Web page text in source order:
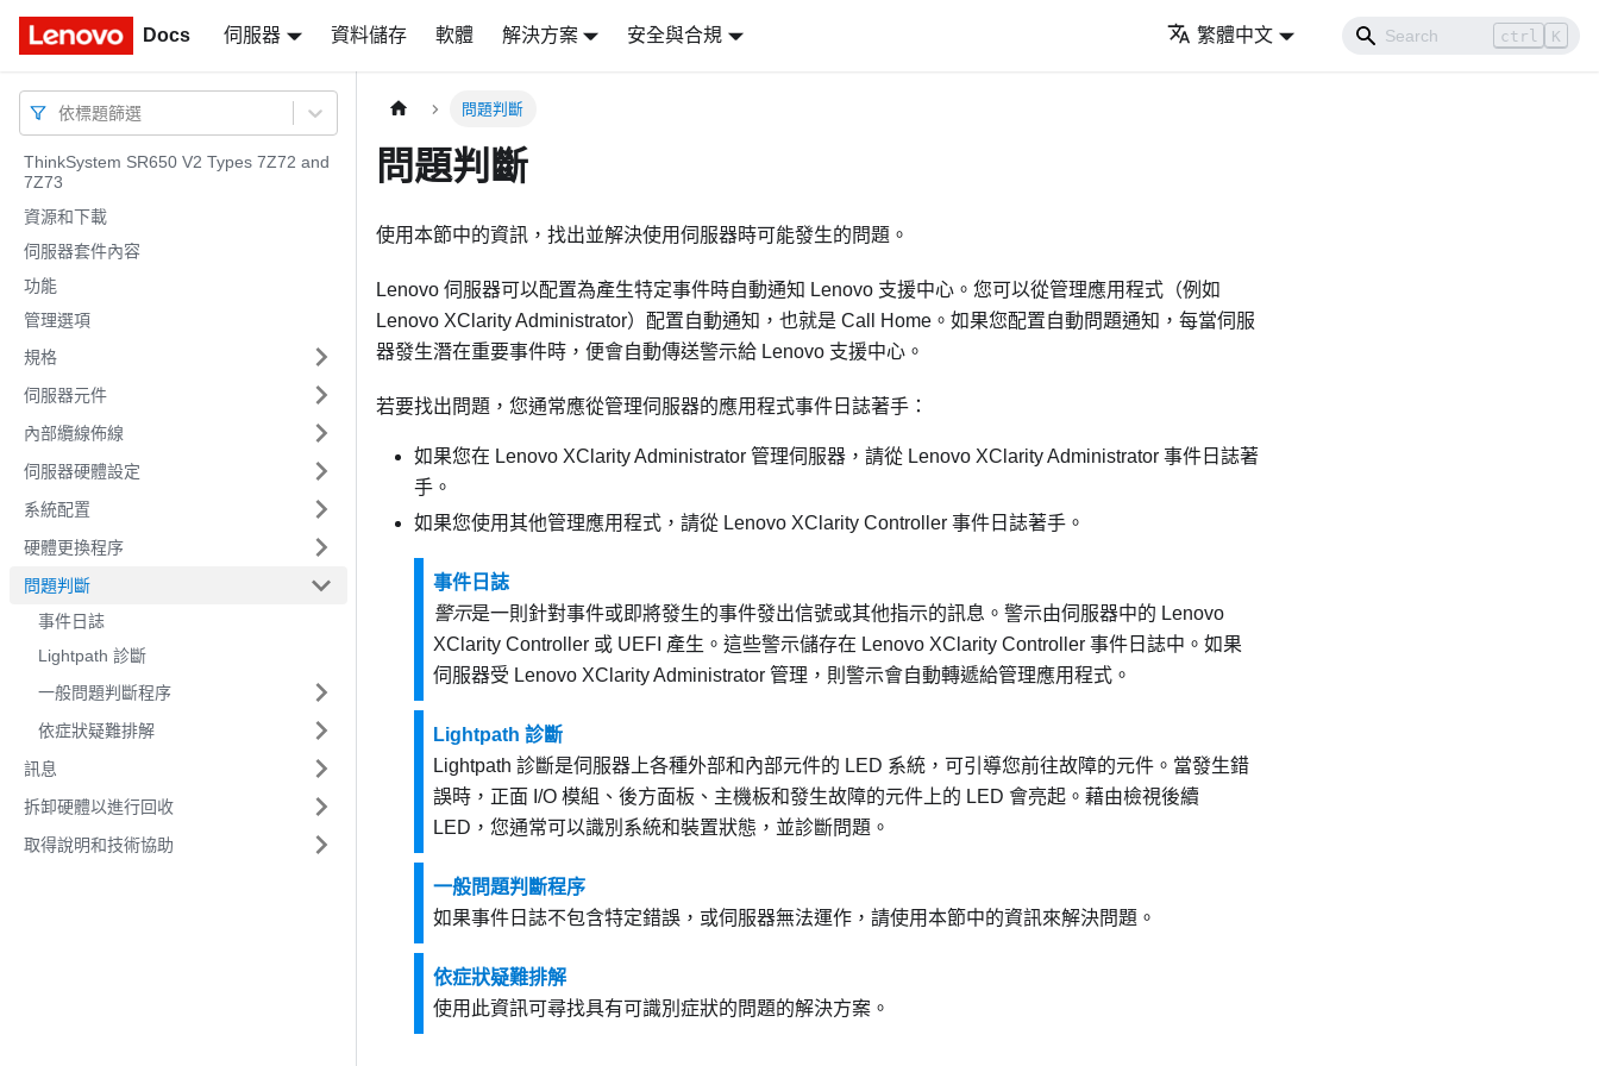
Docs 伺服器 資料儲存 軟體 解決方案 安全與合規 繁體中文 ctrl K
Docs
依標題篩選
ThinkSystem SR650 V2 Types 7Z72 and
7Z73
資源和下載
伺服器套件內容
功能
管理選項
規格
伺服器元件
內部纜線佈線
伺服器硬體設定
系統配置
硬體更換程序
問題判斷
事件日誌
Lightpath 診斷
一般問題判斷程序
依症狀疑難排解
訊息
拆卸硬體以進行回收
取得說明和技術協助
問題判斷
問題判斷
使用本節中的資訊，找出並解決使用伺服器時可能發生的問題。
Lenovo 伺服器可以配置為產生特定事件時自動通知 Lenovo 支援中心。您可以從管理應用程式（例如
Lenovo XClarity Administrator）配置自動通知，也就是 Call Home。如果您配置自動問題通知，每當伺服
器發生潛在重要事件時，便會自動傳送警示給 Lenovo 支援中心。
若要找出問題，您通常應從管理伺服器的應用程式事件日誌著手：
如果您在 Lenovo XClarity Administrator 管理伺服器，請從 Lenovo XClarity Administrator 事件日誌著
手。
如果您使用其他管理應用程式，請從 Lenovo XClarity Controller 事件日誌著手。
事件日誌
警示是一則針對事件或即將發生的事件發出信號或其他指示的訊息。警示由伺服器中的 Lenovo
XClarity Controller 或 UEFI 產生。這些警示儲存在 Lenovo XClarity Controller 事件日誌中。如果
伺服器受 Lenovo XClarity Administrator 管理，則警示會自動轉遞給管理應用程式。
Lightpath 診斷
Lightpath 診斷是伺服器上各種外部和內部元件的 LED 系統，可引導您前往故障的元件。當發生錯
誤時，正面 I/O 模組、後方面板、主機板和發生故障的元件上的 LED 會亮起。藉由檢視後續
LED，您通常可以識別系統和裝置狀態，並診斷問題。
一般問題判斷程序
如果事件日誌不包含特定錯誤，或伺服器無法運作，請使用本節中的資訊來解決問題。
依症狀疑難排解
使用此資訊可尋找具有可識別症狀的問題的解決方案。